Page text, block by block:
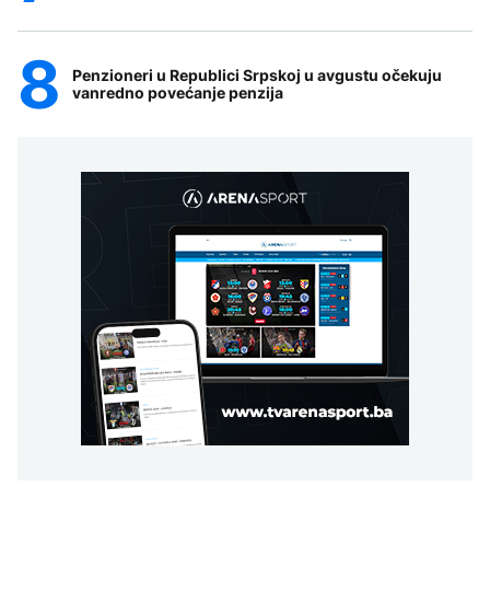
Penzioneri u Republici Srpskoj u avgustu očekuju
vanredno povećanje penzija